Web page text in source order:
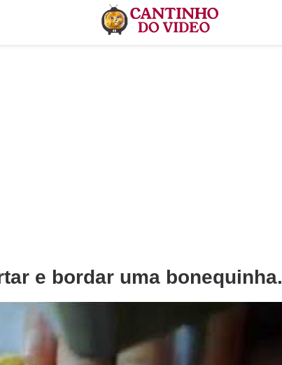
e bordar uma bonequinha.